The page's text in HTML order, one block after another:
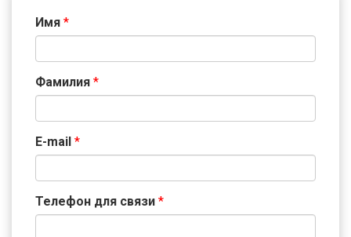
Имя *
Фамилия *
E-mail *
Телефон для связи *